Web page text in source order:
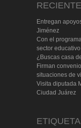
Entregan
Jiménez
Con el
sector educativo
¿Buscas casa
Firman
situaciones de
Visita diputada
Ciudad Juárez